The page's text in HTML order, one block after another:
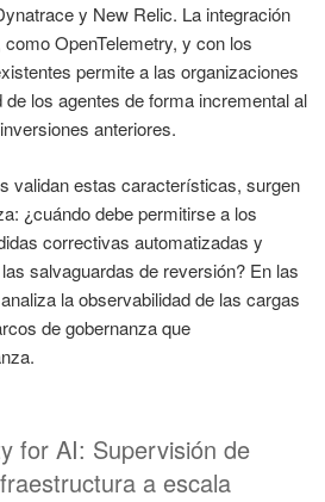
y New Relic. La integración
OpenTelemetry, y con los
permite a las organizaciones
los agentes de forma incremental al
anteriores.
validan estas características, surgen
¿cuándo debe permitirse a los
correctivas automatizadas y
salvaguardas de reversión? En las
la observabilidad de las cargas
de gobernanza que
for AI: Supervisión de
a escala